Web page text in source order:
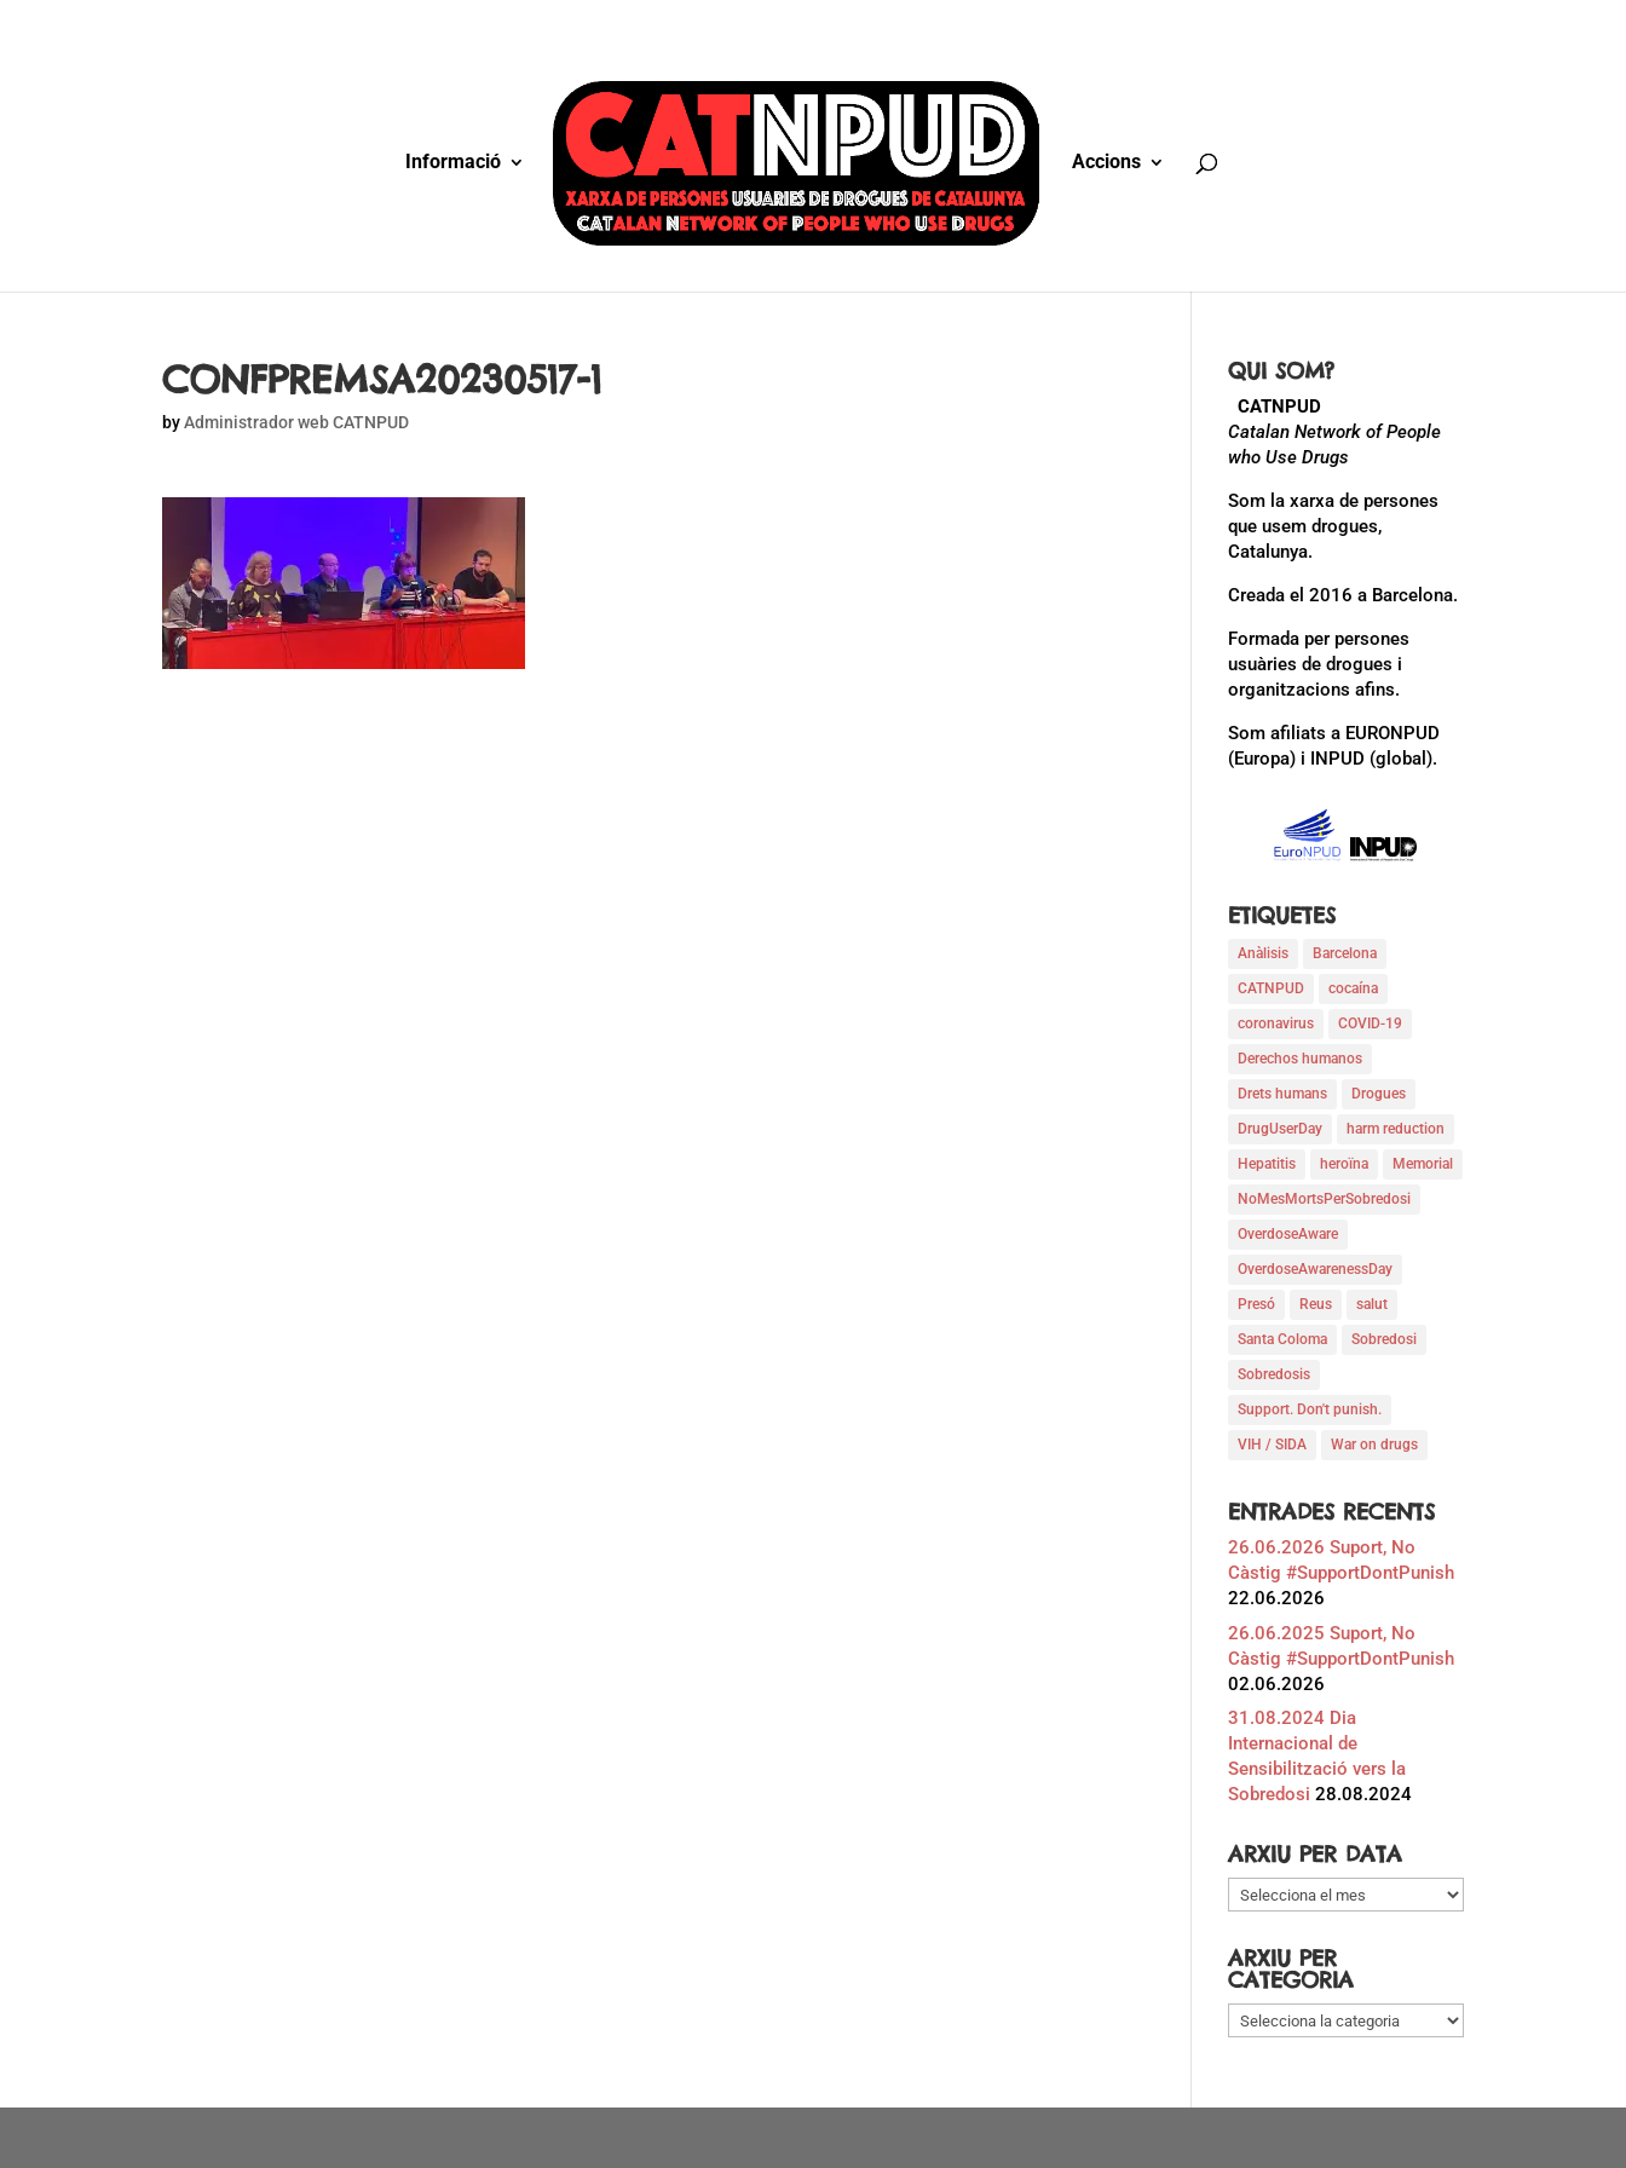
Informació Accions
CONFPREMSA20230517-1
byAdministrador web CATNPUD
QUI SOM?
CATNPUD
Catalan Network of People
who Use Drugs
Som la xarxa de persones
que usem drogues,
Catalunya.
Creada el 2016 a Barcelona.
Formada per persones
usuàries de drogues i
organitzacions afins.
Som afiliats a EURONPUD
(Europa) i INPUD (global).
ETIQUETES
Anàlisis Barcelona
CATNPUD cocaína
coronavirus COVID-19
Derechos humanos
Drets humans Drogues
DrugUserDay harm reduction
Hepatitis heroïna Memorial
NoMesMortsPerSobredosi
OverdoseAware
OverdoseAwarenessDay
Presó Reus salut
Santa Coloma Sobredosi
Sobredosis
Support. Don't punish.
VIH / SIDA War on drugs
ENTRADES RECENTS
26.06.2026 Suport, No
Càstig #SupportDontPunish
22.06.2026
26.06.2025 Suport, No
Càstig #SupportDontPunish
02.06.2026
31.08.2024 Dia
Internacional de
Sensibilització vers la
Sobredosi 28.08.2024
ARXIU PER DATA
Arxiu
per
ARXIU PER
CATEGORIA
Arxiu
per